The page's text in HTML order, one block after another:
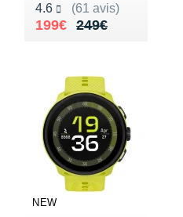
4.6
(61 avis)
Noté 4.6 sur 5
249€
Au lieu de 249€
199€
Vendu 199€
NEW